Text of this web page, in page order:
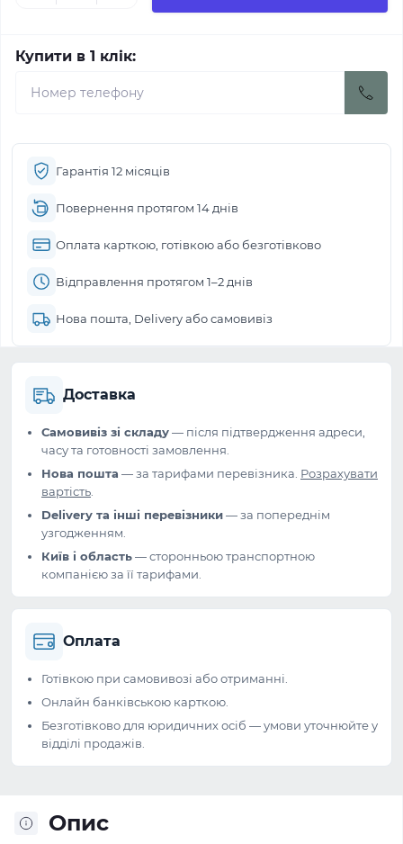
Купити в 1 клік:
Гарантія 12 місяців
Повернення протягом 14 днів
Оплата карткою, готівкою або безготівково
Відправлення протягом 1–2 днів
Нова пошта, Delivery або самовивіз
Доставка
Самовивіз зі складу— після підтвердження адреси,
часу та готовності замовлення.
Нова пошта — за тарифами перевізника. Розрахувати
вартість
Delivery та інші перевізники— за попереднім
узгодженням.
Київ і область— сторонньою транспортною
компанією за її тарифами.
Оплата
Готівкою при самовивозі або отриманні.
Онлайн банківською карткою.
Безготівково для юридичних осіб — умови уточнюйте у
відділі продажів.
Опис